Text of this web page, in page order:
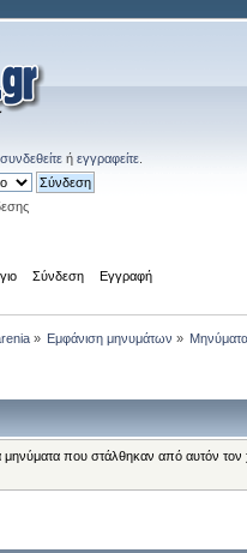
συνδεθείτε ή εγγραφείτε
Σύνδεση Εγγραφή
» Εμφάνιση μηνυμάτων »
μηνύματα που στάλθηκαν από αυτόν